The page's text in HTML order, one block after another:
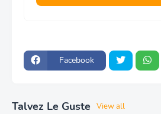
Facebook
Talvez Le Guste View all